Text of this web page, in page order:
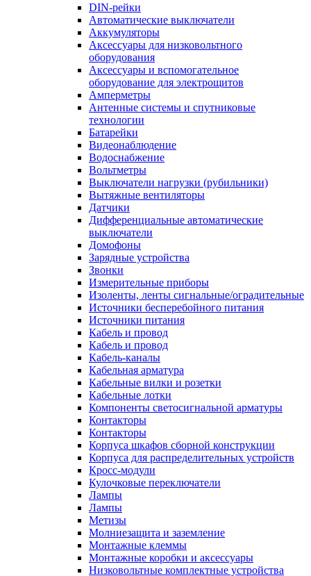
DIN-рейки
Автоматические выключатели
Аккумуляторы
Аксессуары для низковольтного
оборудования
Аксессуары и вспомогательное
оборудование для электрощитов
Амперметры
Антенные системы и спутниковые
технологии
Батарейки
Видеонаблюдение
Водоснабжение
Вольтметры
Выключатели нагрузки (рубильники)
Вытяжные вентиляторы
Датчики
Дифференциальные автоматические
выключатели
Домофоны
Зарядные устройства
Звонки
Измерительные приборы
Изоленты, ленты сигнальные/оградительные
Источники бесперебойного питания
Источники питания
Кабель и провод
Кабель и провод
Кабель-каналы
Кабельная арматура
Кабельные вилки и розетки
Кабельные лотки
Компоненты светосигнальной арматуры
Контакторы
Контакторы
Корпуса шкафов сборной конструкции
Корпуса для распределительных устройств
Кросс-модули
Кулочковые переключатели
Лампы
Лампы
Метизы
Молниезащита и заземление
Монтажные клеммы
Монтажные коробки и аксессуары
Низковольтные комплектные устройства